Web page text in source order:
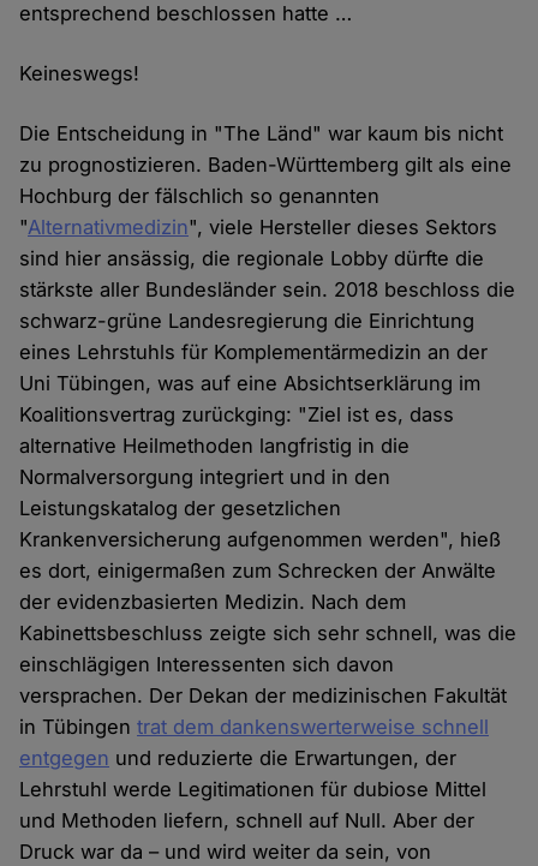
entsprechend beschlossen hatte …
Keineswegs!
Die Entscheidung in "The Länd" war kaum bis nicht
zu prognostizieren. Baden-Württemberg gilt als eine
Hochburg der fälschlich so genannten
"Alternativmedizin", viele Hersteller dieses Sektors
sind hier ansässig, die regionale Lobby dürfte die
stärkste aller Bundesländer sein. 2018 beschloss die
schwarz-grüne Landesregierung die Einrichtung
eines Lehrstuhls für Komplementärmedizin an der
Uni Tübingen, was auf eine Absichtserklärung im
Koalitionsvertrag zurückging: "Ziel ist es, dass
alternative Heilmethoden langfristig in die
Normalversorgung integriert und in den
Leistungskatalog der gesetzlichen
Krankenversicherung aufgenommen werden", hieß
es dort, einigermaßen zum Schrecken der Anwälte
der evidenzbasierten Medizin. Nach dem
Kabinettsbeschluss zeigte sich sehr schnell, was die
einschlägigen Interessenten sich davon
versprachen. Der Dekan der medizinischen Fakultät
in Tübingentrat dem dankenswerterweise schnell
entgegen und reduzierte die Erwartungen, der
Lehrstuhl werde Legitimationen für dubiose Mittel
und Methoden liefern, schnell auf Null. Aber der
Druck war da – und wird weiter da sein, von